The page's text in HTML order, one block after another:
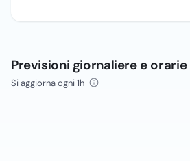
Previsioni giornaliere e orarie
Si aggiorna ogni 1h